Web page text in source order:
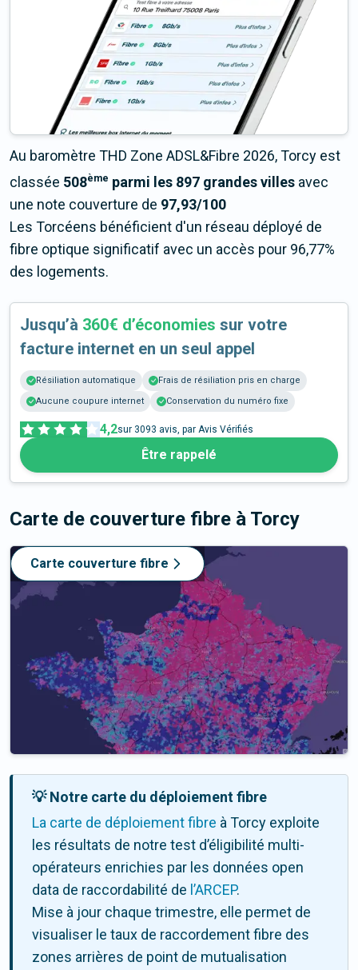
Au baromètre THD Zone ADSL&Fibre 2026, Torcy est
classée 508ème parmi les 897 grandes villes avec
une note couverture de 97,93/100
Les Torcéens bénéficient d'un réseau déployé de
fibre optique significatif avec un accès pour 96,77%
des logements.
Jusqu’à 360€ d’économies sur votre
facture internet en un seul appel
Résiliation automatique
Frais de résiliation pris en charge
Aucune coupure internet
Conservation du numéro fixe
4,2sur 3093 avis, par Avis Vérifiés
Être rappelé
Carte de couverture fibre à Torcy
Carte couverture fibre
💡 Notre carte du déploiement fibre
La carte de déploiement fibre à Torcy exploite
les résultats de notre test d’éligibilité multi-
opérateurs enrichies par les données open
data de raccordabilité de l’ARCEP.
Mise à jour chaque trimestre, elle permet de
visualiser le taux de raccordement fibre des
zones arrières de point de mutualisation